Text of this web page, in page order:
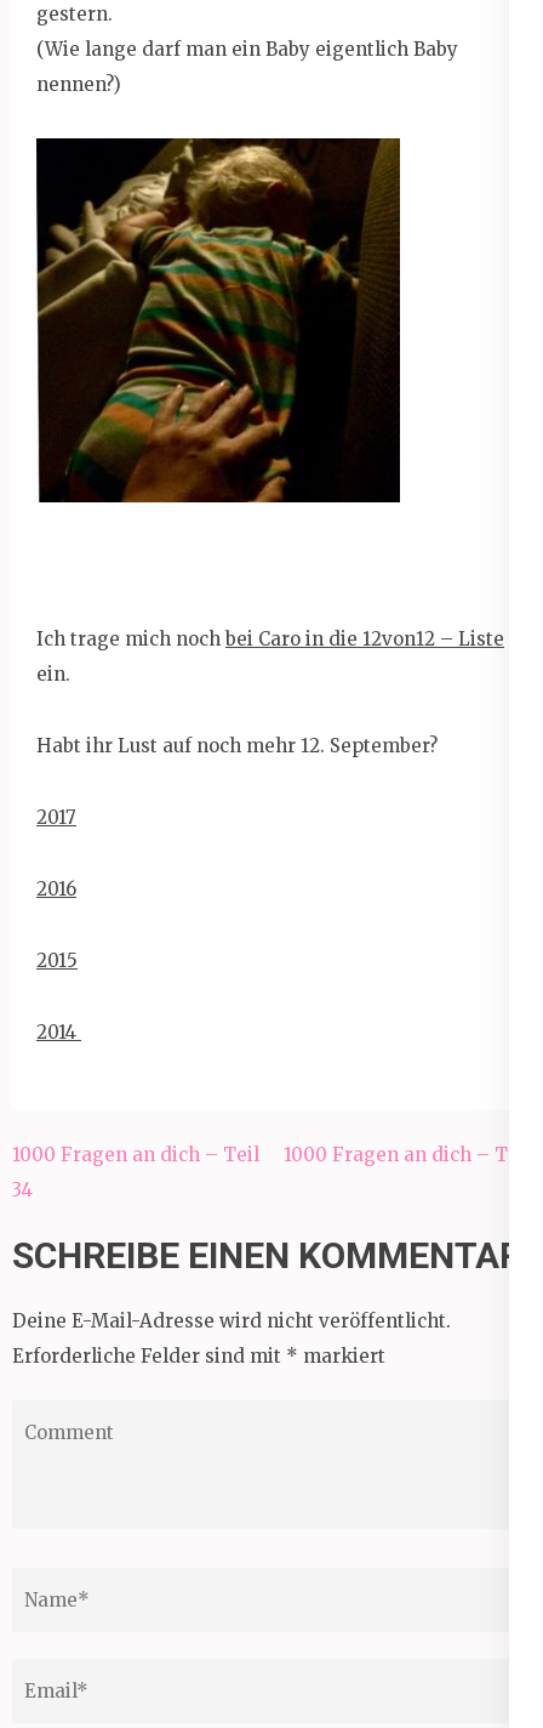
gestern.
(Wie lange darf man ein Baby eigentlich Baby
nennen?)
Ich trage mich nochbei Caro in die 12von12 – Liste
ein.
Habt ihr Lust auf noch mehr 12. September?
2017
2016
2015
2014
Beitragsnavigation
1000 Fragen an dich – Teil
34
1000 Fragen an dich – Teil
SCHREIBE EINEN KOMMENTAR
Deine E-Mail-Adresse wird nicht veröffentlicht.
Erforderliche Felder sind mit * markiert